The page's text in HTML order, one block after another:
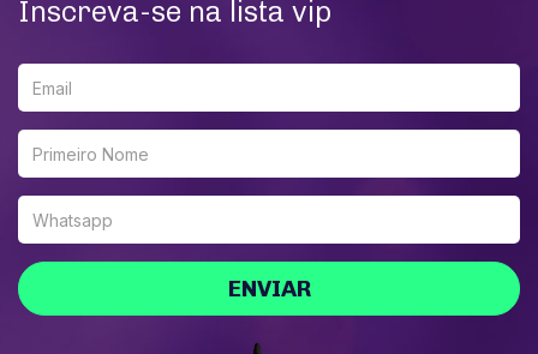
Inscreva-se na lista vip
ENVIAR